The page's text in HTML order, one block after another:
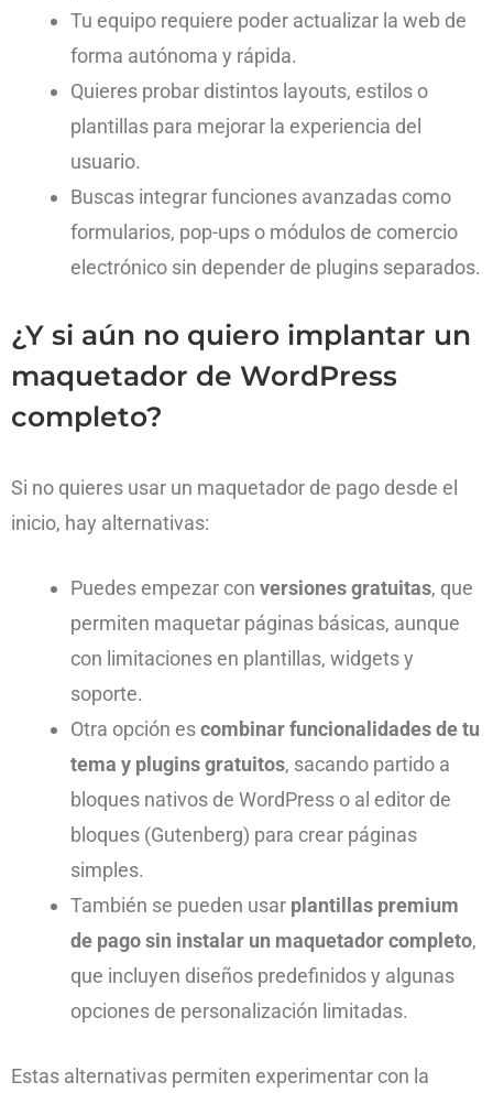
Tu equipo requiere poder actualizar la web de
forma autónoma y rápida.
Quieres probar distintos layouts, estilos o
plantillas para mejorar la experiencia del
usuario.
Buscas integrar funciones avanzadas como
formularios, pop-ups o módulos de comercio
electrónico sin depender de plugins separados.
¿Y si aún no quiero implantar un
maquetador de WordPress
completo?
Si no quieres usar un maquetador de pago desde el
inicio, hay alternativas:
Puedes empezar con versiones gratuitas, que
permiten maquetar páginas básicas, aunque
con limitaciones en plantillas, widgets y
soporte.
Otra opción escombinar funcionalidades de tu
tema y plugins gratuitos, sacando partido a
bloques nativos de WordPress o al editor de
bloques (Gutenberg) para crear páginas
simples.
También se pueden usar plantillas premium
de pago sin instalar un maquetador completo,
que incluyen diseños predefinidos y algunas
opciones de personalización limitadas.
Estas alternativas permiten experimentar con la